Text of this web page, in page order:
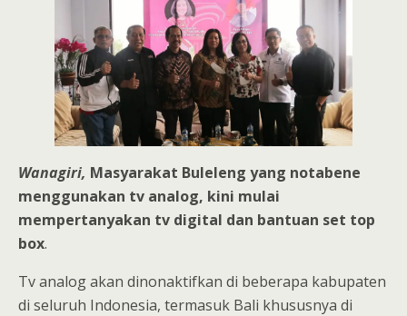
Wanagiri, Masyarakat Buleleng yang notabene
menggunakan tv analog, kini mulai
mempertanyakan tv digital dan bantuan set top
box.
Tv analog akan dinonaktifkan di beberapa kabupaten
di seluruh Indonesia, termasuk Bali khususnya di